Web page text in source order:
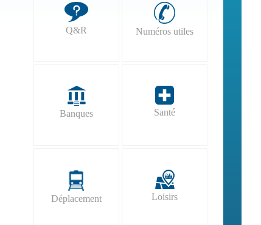
Q&R Numéros utiles
Banques Santé
Déplacement Loisirs